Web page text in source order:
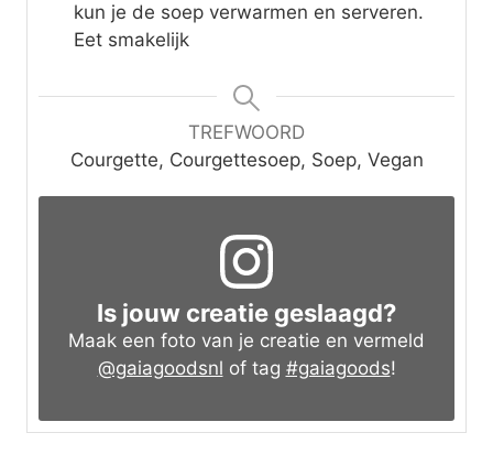
kun je de soep verwarmen en serveren.
Eet smakelijk
TREFWOORD
Courgette, Courgettesoep, Soep, Vegan
Is jouw creatie geslaagd?
Maak een foto van je creatie en vermeld
@gaiagoodsnl of tag #gaiagoods!